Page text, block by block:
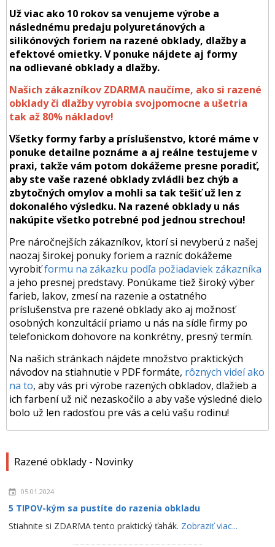
Razené obklady - Novinky
05.01.2024
5 TIPOV-kým sa pustíte do razenia obkladu
Stiahnite si ZDARMA tento praktický ťahák. Zobraziť viac...
Už viac ako 10 rokov sa venujeme výrobe a
následnému predaju polyuretánových a
silikónových foriem na razené obklady, dlažby a
efektové omietky. V ponuke nájdete aj formy
na odlievané obklady a dlažby.
Našich zákazníkov ZDARMA naučíme, ako si razené
obklady či dlažby vyrobia svojpomocne a ušetria
tak až 80% nákladov!
Všetky formy farby a príslušenstvo, ktoré máme v
ponuke detailne poznáme a aj reálne testujeme v
praxi, takže vám potom dokážeme presne poradiť,
aby ste vaše razené obklady zvládli bez chýb a
zbytočných omylov a mohli sa tak tešiť už len z
dokonalého výsledku. Na razené obklady u nás
nakúpite všetko potrebné pod jednou strechou!
Pre náročnejších zákazníkov, ktorí si nevyberú z našej
naozaj širokej ponuky foriem a razníc dokážeme
vyrobiťformu na zákazku podľa požiadaviek zákazníka
a jeho presnej predstavy. Ponúkame tiež široký výber
farieb, lakov, zmesí na razenie a ostatného
príslušenstva pre razené obklady ako aj možnosť
osobných konzultácií priamo u nás na sídle firmy po
telefonickom dohovore na konkrétny, presný termín.
Na našich stránkach nájdete množstvo praktických
návodov na stiahnutie v PDF formáte, rôznych videí ako
na to, aby vás pri výrobe razených obkladov, dlažieb a
ich farbení už nič nezaskočilo a aby vaše výsledné dielo
bolo už len radosťou pre vás a celú vašu rodinu!